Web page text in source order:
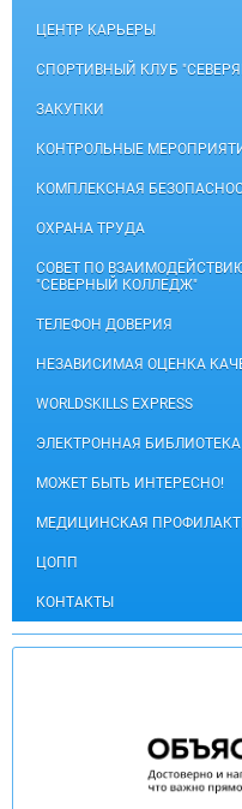
ЦЕНТР КАРЬЕРЫ
СПОРТИВНЫЙ КЛУБ
ЗАКУПКИ
КОНТРОЛЬНЫЕ
КОМПЛЕКСНАЯ
ОХРАНА ТРУДА
СОВЕТ ПО
"СЕВЕРНЫЙ КОЛЛЕДЖ"
ТЕЛЕФОН ДОВЕРИЯ
НЕЗАВИСИМАЯ ОЦЕНКА
WORLDSKILLS EXPRESS
ЭЛЕКТРОННАЯ БИБЛИОТЕКА
МОЖЕТ БЫТЬ ИНТЕРЕСНО!
МЕДИЦИНСКАЯ
ЦОПП
КОНТАКТЫ